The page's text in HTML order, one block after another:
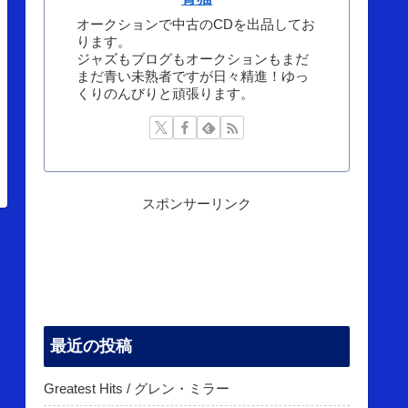
オークションで中古のCDを出品してお
ります。
ジャズもブログもオークションもまだ
まだ青い未熟者ですが日々精進！ゆっ
くりのんびりと頑張ります。
スポンサーリンク
最近の投稿
Greatest Hits / グレン・ミラー